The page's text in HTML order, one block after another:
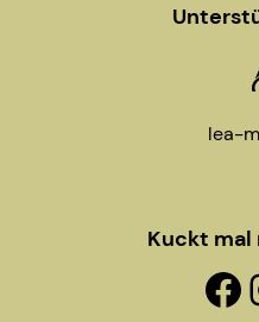
lea-
Kuckt mal